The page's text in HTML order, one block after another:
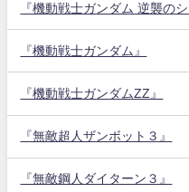
『機動戦士ガンダム 逆襲のシ
『機動戦士ガンダム』
『機動戦士ガンダムZZ』
『無敵超人ザンボット３』
『無敵鋼人ダイターン３』